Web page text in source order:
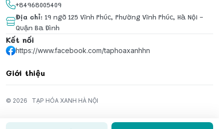
+84968005409
Địa chỉ: 19 ngõ 125 Vĩnh Phúc, Phường Vĩnh Phúc, Hà Nội -
Quận Ba Đình
Kết nối
https://www.facebook.com/taphoaxanhhn
Giới thiệu
© 2026 TẠP HÓA XANH HÀ NỘI